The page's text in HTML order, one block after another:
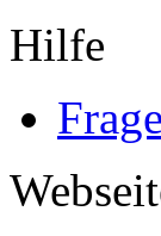
Hilfe